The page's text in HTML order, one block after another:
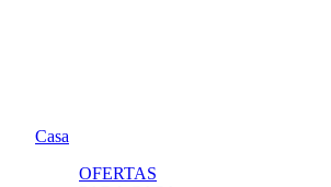
Casa
OFERTAS